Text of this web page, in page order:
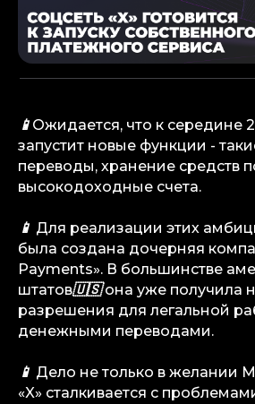
📱Ожидается, что к середине
запустит новые функции -
переводы, хранение средств
высокодоходные счета.
📱 Для реализации этих
была создана дочерняя
Payments». В большинстве
штатов🇺🇸она уже получила
разрешения для легальной
денежными переводами.
📱 Дело не только в желании
«X» сталкивается с
info@igaming-solutions.io